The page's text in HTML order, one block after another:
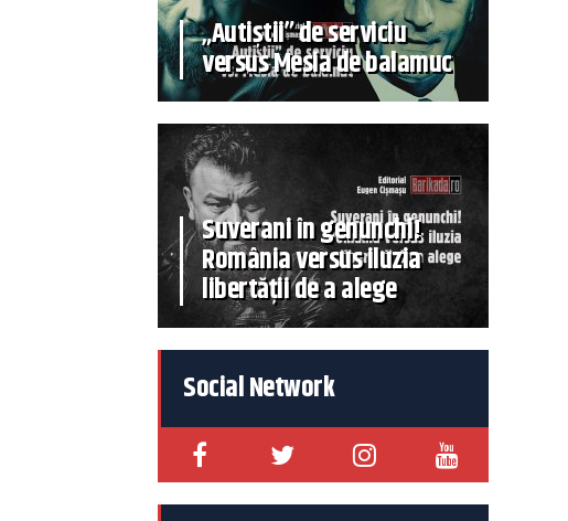
„Autiștii” de serviciu
versus Mesia de balamuc
Suverani în genunchi!
România versus iluzia
libertății de a alege
Social Network